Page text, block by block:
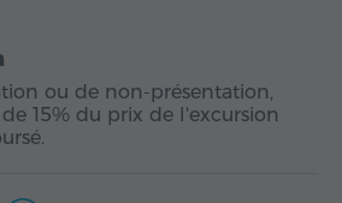
ou de non-présentation,
15% du prix de l'excursion